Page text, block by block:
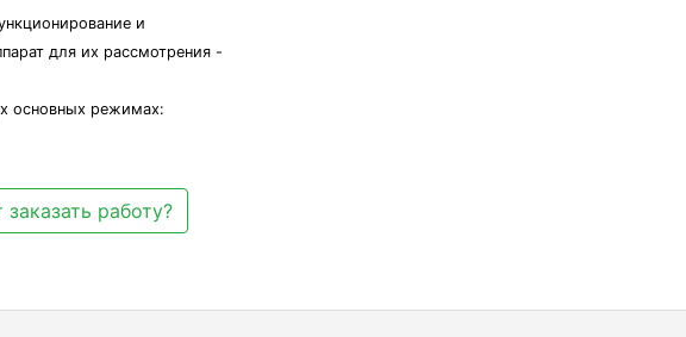
и
для их рассмотрения -
основных режимах:
работу?